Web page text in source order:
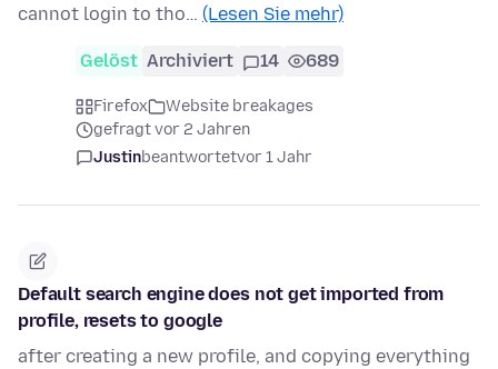
cannot login to tho… (Lesen Sie mehr)
Gelöst Archiviert 14 689
Firefox
Website breakages
gefragt vor 2 Jahren
Justinbeantwortetvor 1 Jahr
Default search engine does not get imported from
profile, resets to google
after creating a new profile, and copying everything